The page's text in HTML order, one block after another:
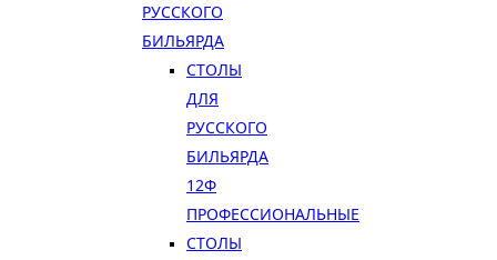
РУССКОГО
БИЛЬЯРДА
СТОЛЫ
ДЛЯ
РУССКОГО
БИЛЬЯРДА
12Ф
ПРОФЕССИОНАЛЬНЫЕ
СТОЛЫ